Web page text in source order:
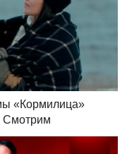
«Кормилица»
Смотрим